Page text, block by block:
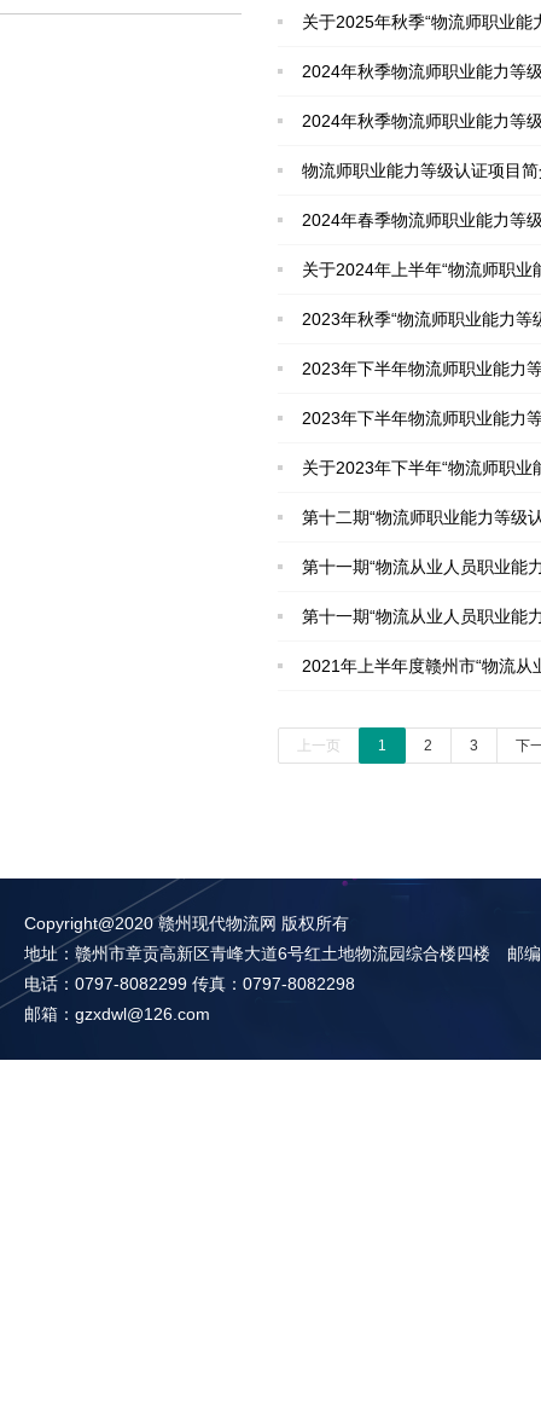
关于2025年秋季“物流师职业能
2024年秋季物流师职业能力等
2024年秋季物流师职业能力等
物流师职业能力等级认证项目
2024年春季物流师职业能力等
关于2024年上半年“物流师职业
2023年秋季“物流师职业能力
2023年下半年物流师职业能力
2023年下半年物流师职业能力
关于2023年下半年“物流师职业
第十二期“物流师职业能力等级
第十一期“物流从业人员职业能
第十一期“物流从业人员职业能
2021年上半年度赣州市“物流
上一页 1 2 3 下
Copyright@2020 赣州现代物流网 版权所有
地址：赣州市章贡高新区青峰大道6号红土地物流园综合楼四楼 邮
电话：0797-8082299 传真：0797-8082298
邮箱：gzxdwl@126.com